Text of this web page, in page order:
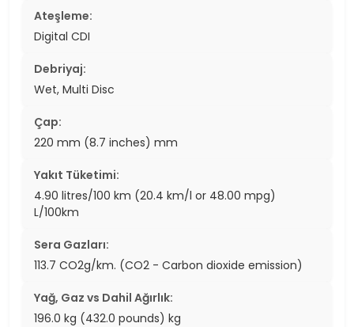
Ateşleme:
Digital CDI
Debriyaj:
Wet, Multi Disc
Çap:
220 mm (8.7 inches) mm
Yakıt Tüketimi:
4.90 litres/100 km (20.4 km/l or 48.00 mpg)
L/100km
Sera Gazları:
113.7 CO2g/km. (CO2 - Carbon dioxide emission)
Yağ, Gaz vs Dahil Ağırlık:
196.0 kg (432.0 pounds) kg